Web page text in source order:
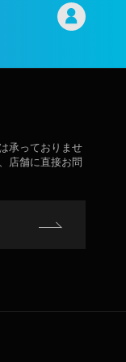
承っておりませ
店舗に直接お問